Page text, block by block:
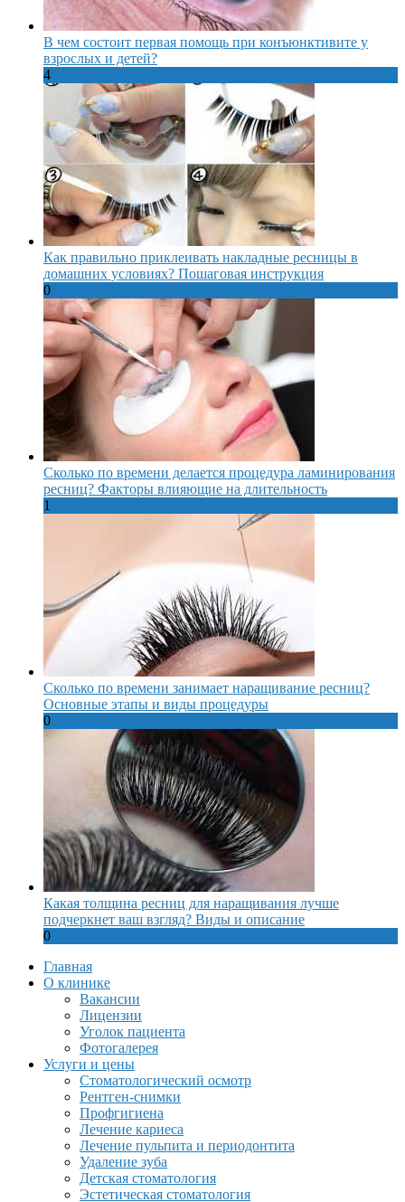
В чем состоит первая помощь при конъюнктивите у
взрослых и детей?
4
Как правильно приклеивать накладные ресницы в
домашних условиях? Пошаговая инструкция
0
Сколько по времени делается процедура ламинирования
ресниц? Факторы влияющие на длительность
1
Сколько по времени занимает наращивание ресниц?
Основные этапы и виды процедуры
0
Какая толщина ресниц для наращивания лучше
подчеркнет ваш взгляд? Виды и описание
0
Главная
О клинике
Вакансии
Лицензии
Уголок пациента
Фотогалерея
Услуги и цены
Стоматологический осмотр
Рентген-снимки
Профгигиена
Лечение кариеса
Лечение пульпита и периодонтита
Удаление зуба
Детская стоматология
Эстетическая стоматология